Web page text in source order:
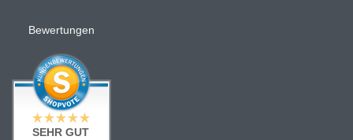
Bewertungen
SEHR GUT